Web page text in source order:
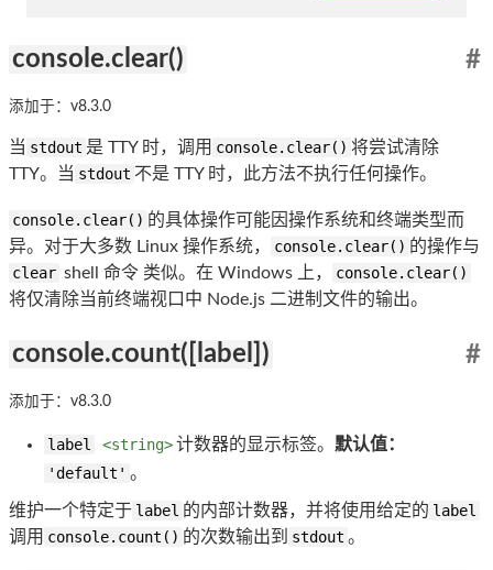
console.clear() #
添加于：v8.3.0
当 stdout 是 TTY 时，调用 console.clear() 将尝试清除
TTY。当 stdout 不是 TTY 时，此方法不执行任何操作。
console.clear() 的具体操作可能因操作系统和终端类型而
异。对于大多数 Linux 操作系统，
console.clear() 的操作与
clear shell 命令 类似。在 Windows 上，
console.clear()
将仅清除当前终端视口中 Node.js 二进制文件的输出。
console.count([label]) #
添加于：v8.3.0
label <string>计数器的显示标签。 默认值：
'default' 。
维护一个特定于 label 的内部计数器，并将使用给定的 label
调用 console.count() 的次数输出到 stdout 。